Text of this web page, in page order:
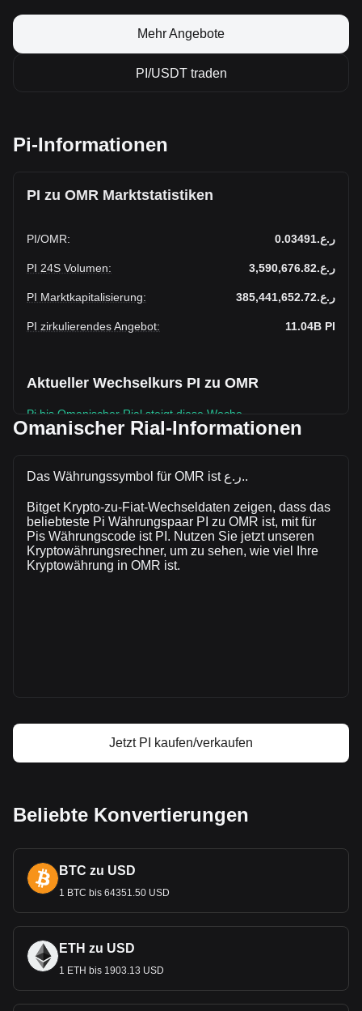
Mehr Angebote
PI/USDT traden
Pi-Informationen
PI zu OMR Marktstatistiken
PI/OMR: ر.ع.0.03491
PI 24S Volumen: ر.ع.3,590,676.82
PI Marktkapitalisierung: ر.ع.385,441,652.72
PI zirkulierendes Angebot: 11.04B PI
Aktueller Wechselkurs PI zu OMR
Pi bis Omanischer Rial steigt diese Woche.
OMR auf Grundlage eines zirkulierenden Angebots von
den letzten 24 Stunden um -14.00% (ر.ع.-584,392.85 OMR)
verändert. Am vorherigen Handelstag lag das
Handelsvolumen von PI bei ر.ع.4,175,069.67.
Omanischer Rial-Informationen
Das Währungssymbol für OMR ist ر.ع..
Bitget Krypto-zu-Fiat-Wechseldaten zeigen, dass das
beliebteste Pi Währungspaar PI zu OMR ist, mit für
Pis Währungscode ist PI. Nutzen Sie jetzt unseren
Kryptowährungsrechner, um zu sehen, wie viel Ihre
Kryptowährung in OMR ist.
Jetzt PI kaufen/verkaufen
Beliebte Konvertierungen
BTC zu USD
1 BTC bis 64351.50 USD
ETH zu USD
1 ETH bis 1903.13 USD